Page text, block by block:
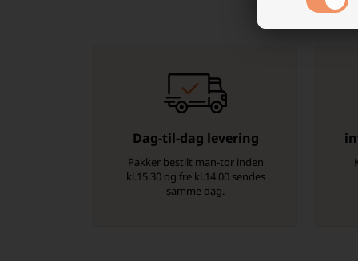
Dag-til-dag levering
Pakker bestilt man-tor inden
kl.15.30 og fre kl.14.00 sendes
samme dag.